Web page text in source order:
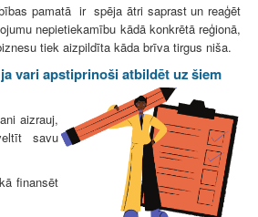
pamatā ir spēja ātri saprast un reaģēt
nepietiekamību kādā konkrētā reģionā,
tiek aizpildīta kāda brīva tirgus niša.
vari apstiprinoši atbildēt uz šiem
aizrauj,
savu
finansēt